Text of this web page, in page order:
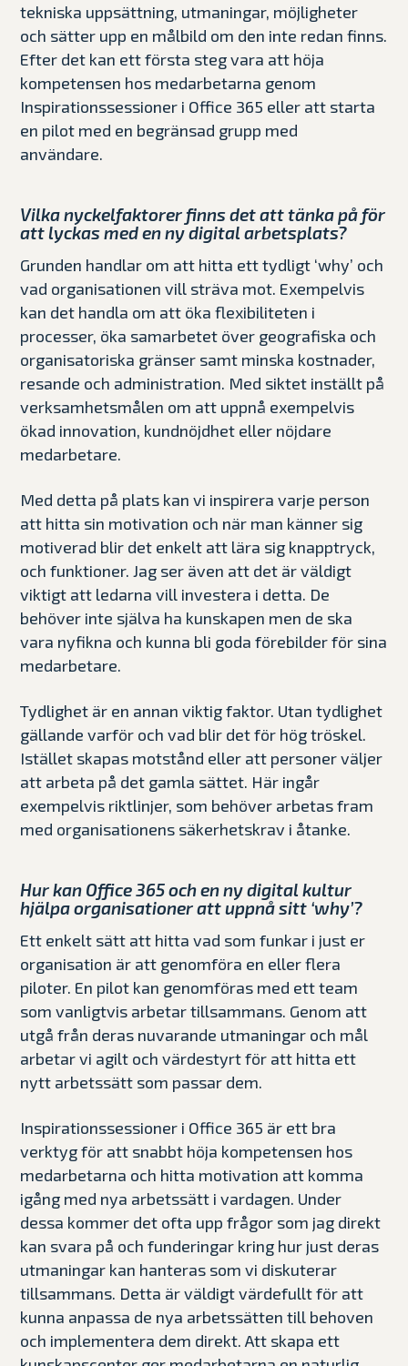
tekniska uppsättning, utmaningar, möjligheter
och sätter upp en målbild om den inte redan finns.
Efter det kan ett första steg vara att höja
kompetensen hos medarbetarna genom
Inspirationssessioner i Office 365 eller att starta
en pilot med en begränsad grupp med
användare.
Vilka nyckelfaktorer finns det att tänka på för
att lyckas med en ny digital arbetsplats?
Grunden handlar om att hitta ett tydligt ‘why’ och
vad organisationen vill sträva mot. Exempelvis
kan det handla om att öka flexibiliteten i
processer, öka samarbetet över geografiska och
organisatoriska gränser samt minska kostnader,
resande och administration. Med siktet inställt på
verksamhetsmålen om att uppnå exempelvis
ökad innovation, kundnöjdhet eller nöjdare
medarbetare.
Med detta på plats kan vi inspirera varje person
att hitta sin motivation och när man känner sig
motiverad blir det enkelt att lära sig knapptryck,
och funktioner. Jag ser även att det är väldigt
viktigt att ledarna vill investera i detta. De
behöver inte själva ha kunskapen men de ska
vara nyfikna och kunna bli goda förebilder för sina
medarbetare.
Tydlighet är en annan viktig faktor. Utan tydlighet
gällande varför och vad blir det för hög tröskel.
Istället skapas motstånd eller att personer väljer
att arbeta på det gamla sättet. Här ingår
exempelvis riktlinjer, som behöver arbetas fram
med organisationens säkerhetskrav i åtanke.
Hur kan Office 365 och en ny digital kultur
hjälpa organisationer att uppnå sitt ‘why’?
Ett enkelt sätt att hitta vad som funkar i just er
organisation är att genomföra en eller flera
piloter. En pilot kan genomföras med ett team
som vanligtvis arbetar tillsammans. Genom att
utgå från deras nuvarande utmaningar och mål
arbetar vi agilt och värdestyrt för att hitta ett
nytt arbetssätt som passar dem.
Inspirationssessioner i Office 365 är ett bra
verktyg för att snabbt höja kompetensen hos
medarbetarna och hitta motivation att komma
igång med nya arbetssätt i vardagen. Under
dessa kommer det ofta upp frågor som jag direkt
kan svara på och funderingar kring hur just deras
utmaningar kan hanteras som vi diskuterar
tillsammans. Detta är väldigt värdefullt för att
kunna anpassa de nya arbetssätten till behoven
och implementera dem direkt. Att skapa ett